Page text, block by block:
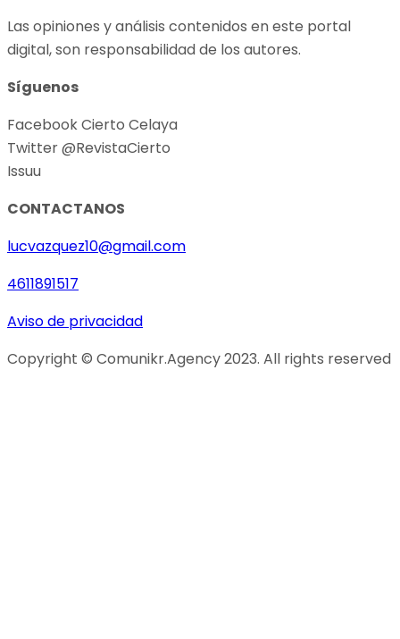
Las opiniones y análisis contenidos en este portal
digital, son responsabilidad de los autores.
Síguenos
Facebook Cierto Celaya
Twitter @RevistaCierto
Issuu
CONTACTANOS
lucvazquez10@gmail.com
4611891517
Aviso de privacidad
Copyright © Comunikr.Agency 2023. All rights reserved